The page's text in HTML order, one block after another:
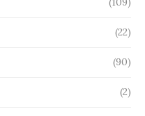
(22)
(90)
(2)